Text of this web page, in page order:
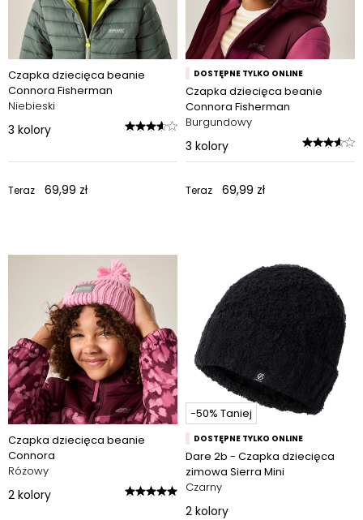
Czapka dziecięca beanie
Connora Fisherman
Niebieski
3 kolory
Teraz 69,99 zł
DOSTĘPNE TYLKO ONLINE
Czapka dziecięca beanie
Connora Fisherman
Burgundowy
3 kolory
Teraz 69,99 zł
Czapka dziecięca beanie
Connora
Różowy
2 kolory
-50% Taniej
DOSTĘPNE TYLKO ONLINE
Dare 2b - Czapka dziecięca
zimowa Sierra Mini
Czarny
2 kolory